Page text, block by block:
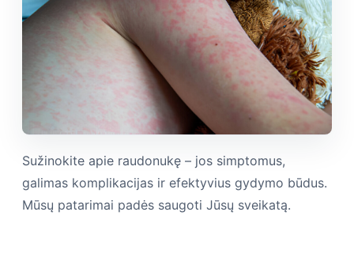
Sužinokite apie raudonukę – jos simptomus,
galimas komplikacijas ir efektyvius gydymo būdus.
Mūsų patarimai padės saugoti Jūsų sveikatą.